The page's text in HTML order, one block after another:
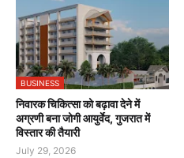
BUSINESS
निवारक चिकित्सा को बढ़ावा देने में
अग्रणी बना जोगी आयुर्वेद, गुजरात में
विस्तार की तैयारी
July 29, 2026